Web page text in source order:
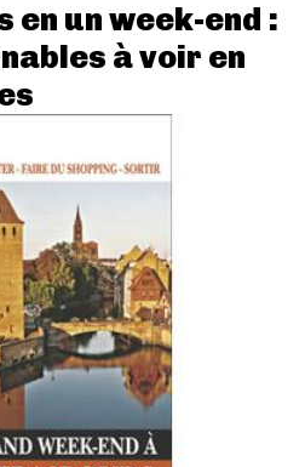
en un week-end :
à voir en